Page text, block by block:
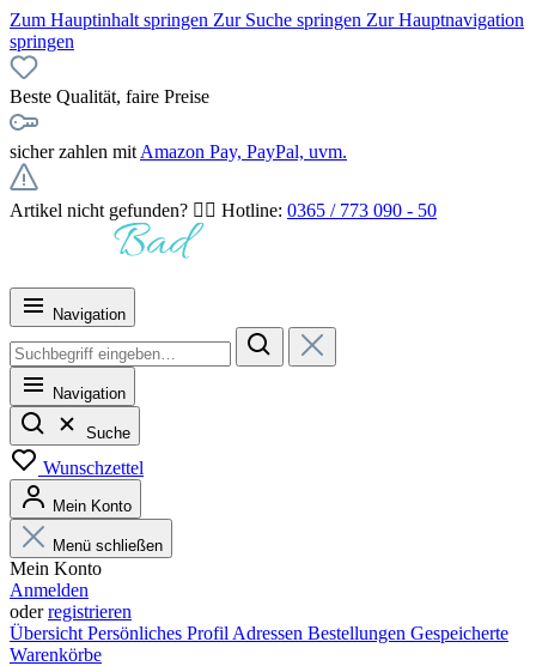
Zum Hauptinhalt springen Zur Suche springen Zur Hauptnavigation
springen
Beste Qualität, faire Preise
sicher zahlen mit Amazon Pay, PayPal, uvm.
Artikel nicht gefunden? 👉🏻 Hotline: 0365 / 773 090 - 50
Navigation
Navigation
Suche
Wunschzettel
Mein Konto
Menü schließen
Mein Konto
Anmelden
oderregistrieren
Übersicht Persönliches Profil Adressen Bestellungen Gespeicherte
Warenkörbe